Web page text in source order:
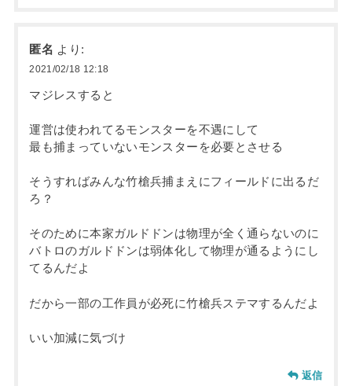
匿名 より:
2021/02/18 12:18
マジレスすると
運営は使われてるモンスターを不遇にして
最も捕まっていないモンスターを必要とさせる
そうすればみんな竹槍兵捕まえにフィールドに出るだ
ろ？
そのために本家ガルドドンは物理が全く通らないのに
バトロのガルドドンは弱体化して物理が通るようにし
てるんだよ
だから一部の工作員が必死に竹槍兵ステマするんだよ
いい加減に気づけ
返信